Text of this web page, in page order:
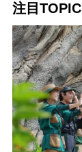
注目TOPIC